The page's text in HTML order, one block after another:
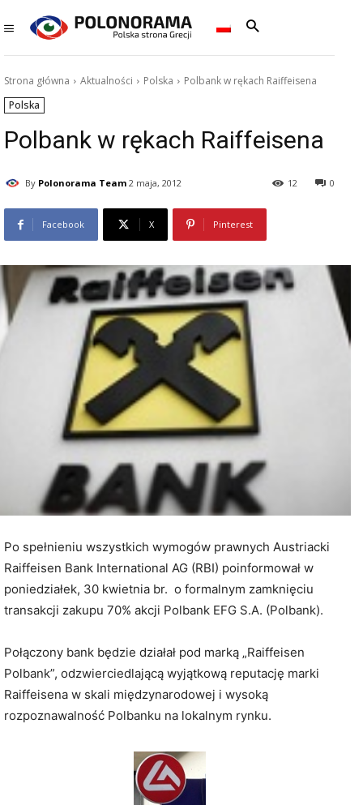
Strona główna Aktualności Polska
Polbank w rękach Raiffeisena
Polska
Polbank w rękach Raiffeisena
By Polonorama Team 2 maja, 2012 0
12
Facebook X Pinterest
Po spełnieniu wszystkich wymogów prawnych Austriacki
Raiffeisen Bank International AG (RBI) poinformował w
poniedziałek, 30 kwietnia br. o formalnym zamknięciu
transakcji zakupu 70% akcji Polbank EFG S.A. (Polbank).
Połączony bank będzie działał pod marką „Raiffeisen
Polbank”, odzwierciedlającą wyjątkową reputację marki
Raiffeisena w skali międzynarodowej i wysoką
rozpoznawalność Polbanku na lokalnym rynku.